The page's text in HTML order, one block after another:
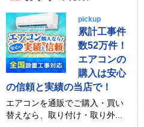
pickup
累計工事件
数52万件！
エアコンの
購入は安心
の信頼と実績の当店で！
エアコンを通販でご購入・買い
替えなら、取り付け・取り外...